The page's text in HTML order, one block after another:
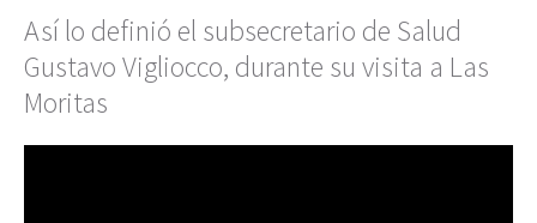
Así lo definió el subsecretario de Salud
Gustavo Vigliocco, durante su visita a Las
Moritas